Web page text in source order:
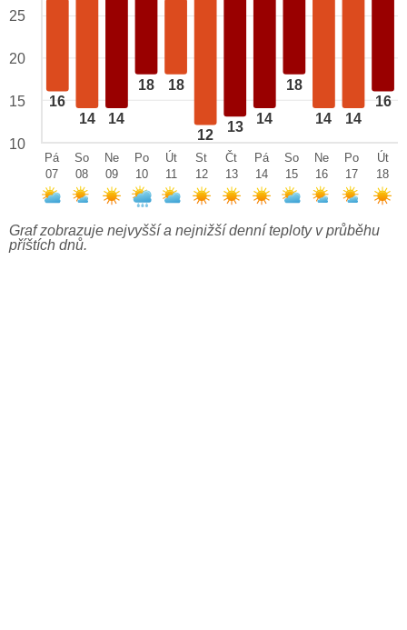
16
14 14
18 18
12
13
14
18
14 14
16
25
20
15
10
Pá
07
So
08
Ne
09
Po
10
Út
11
St
12
Čt
13
Pá
14
So
15
Ne
16
Po
17
Út
18
Graf zobrazuje nejvyšší a nejnižší denní teploty v průběhu
příštích dnů.